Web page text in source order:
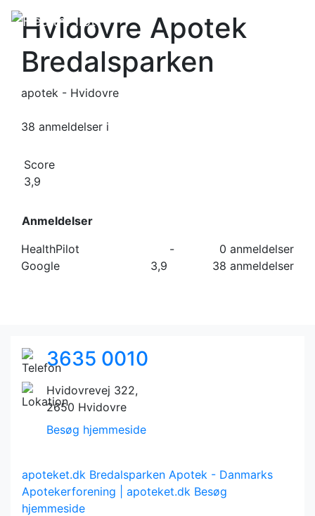
Hvidovre Apotek
Bredalsparken
apotek - Hvidovre
38 anmeldelser i
Score
3,9
Anmeldelser
HealthPilot
-
0 anmeldelser
Google
3,9 38 anmeldelser
3635 0010
Hvidovrevej 322,
2650 Hvidovre
Besøg hjemmeside
apoteket.dk Bredalsparken Apotek - Danmarks
Apotekerforening | apoteket.dk Besøg
hjemmeside